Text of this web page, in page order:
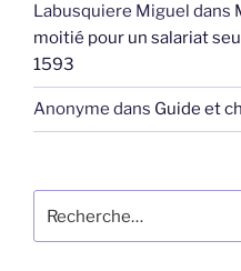
Labusquiere Miguel dans
moitié pour un salariat
1593
Anonyme dans Guide et
pour